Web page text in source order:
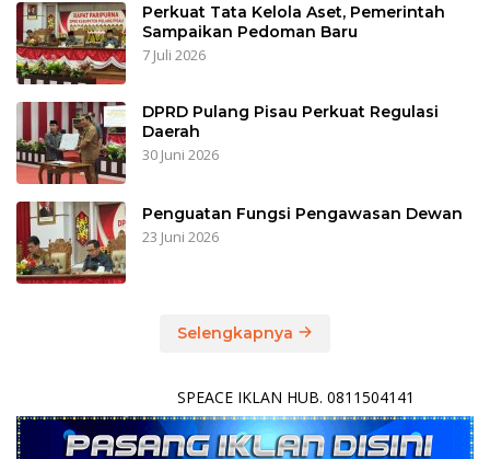
Perkuat Tata Kelola Aset, Pemerintah
Sampaikan Pedoman Baru
7 Juli 2026
DPRD Pulang Pisau Perkuat Regulasi
Daerah
30 Juni 2026
Penguatan Fungsi Pengawasan Dewan
23 Juni 2026
Selengkapnya
SPEACE IKLAN HUB. 0811504141